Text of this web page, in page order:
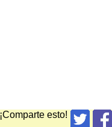
¡Comparte esto!